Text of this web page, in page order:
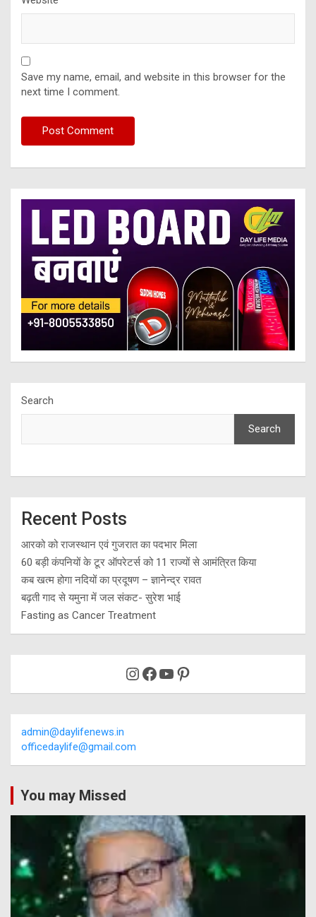
Save my name, email, and website in this browser for the
next time I comment.
Search
Search
Recent Posts
आरको को राजस्थान एवं गुजरात का पदभार मिला
60 बड़ी कंपनियों के टूर ऑपरेटर्स को 11 राज्यों से आमंत्रित किया
कब खत्म होगा नदियों का प्रदूषण – ज्ञानेन्द्र रावत
बढ़ती गाद से यमुना में जल संकट- सुरेश भाई
Fasting as Cancer Treatment
Instagram
Facebook
YouTube
Pinterest
admin@daylifenews.in
officedaylife@gmail.com
You may Missed